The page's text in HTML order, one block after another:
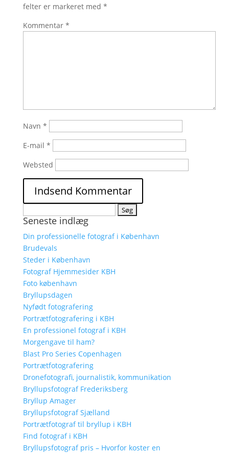
felter er markeret med *
Kommentar *
Navn *
E-mail *
Websted
efter:
Seneste indlæg
Din professionelle fotograf i København
Brudevals
Steder i København
Fotograf Hjemmesider KBH
Foto københavn
Bryllupsdagen
Nyfødt fotografering
Portrætfotografering i KBH
En professionel fotograf i KBH
Morgengave til ham?
Blast Pro Series Copenhagen
Portrætfotografering
Dronefotografi, journalistik, kommunikation
Bryllupsfotograf Frederiksberg
Bryllup Amager
Bryllupsfotograf Sjælland
Portrætfotograf til bryllup i KBH
Find fotograf i KBH
Bryllupsfotograf pris – Hvorfor koster en